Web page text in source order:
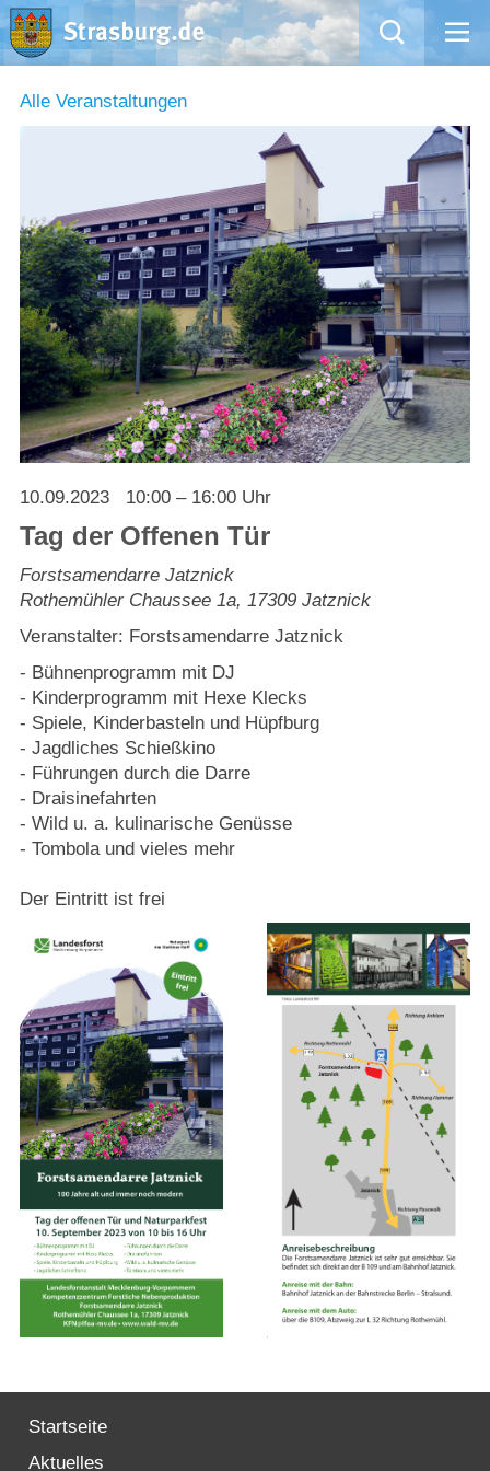
Mängelmeldung
Rathaus
Natur – Kultur – Tourismus
Wirtschaft
Kommentarrichtlinien und Netiquette für unsere Social Media-Kanäle
Willkommen in Strasburg (Uckermark)
Strasburger Ehrenamtspreis „SBG“
Welcome to Strasburg (Uckermark)
Ласкаво просимо до Штрасбурга (Уккермарк)
مرحبًا بكم في شتراسبورغ (أوكرمارك)
Bine ați venit în Strasburg (Uckermark)
Online-Bewerbungen
Sprache/Language
Alle Veranstaltungen
10.09.2023 10:00 – 16:00 Uhr
Tag der Offenen Tür
Forstsamendarre Jatznick
Rothemühler Chaussee 1a,17309 Jatznick
Veranstalter: Forstsamendarre Jatznick
- Bühnenprogramm mit DJ
- Kinderprogramm mit Hexe Klecks
- Spiele, Kinderbasteln und Hüpfburg
- Jagdliches Schießkino
- Führungen durch die Darre
- Draisinefahrten
- Wild u. a. kulinarische Genüsse
- Tombola und vieles mehr
Der Eintritt ist frei
Startseite
Aktuelles